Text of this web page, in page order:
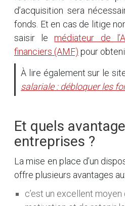
d’acquisition sera
fonds. Et en cas de litige
saisir lemédiateur de
financiers (AMF) pour
À lire également sur le
salariale : débloquer les
Et quels
entreprises ?
La mise en place d’un
offre plusieurs avantages
c’est un excellent